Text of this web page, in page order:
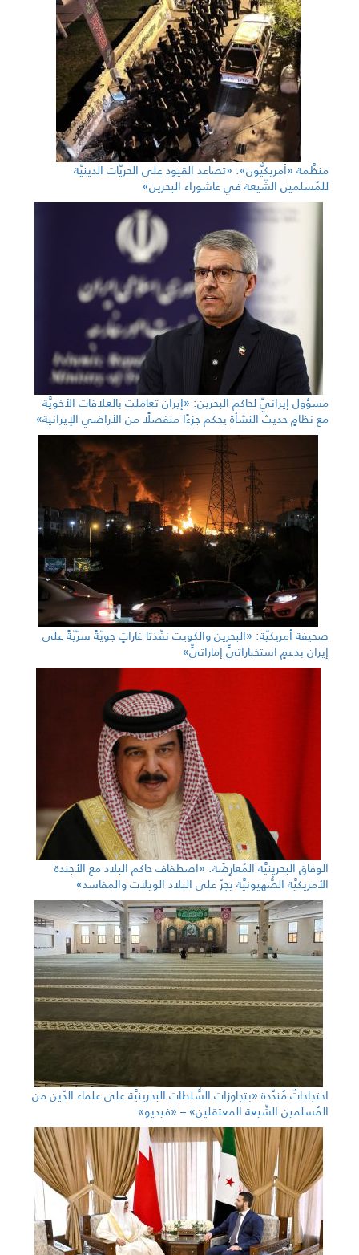
منظَّمة «أمريكيُّون»: «تصاعد القيود على الحريّات الدينيّة
للمُسلمين الشّيعة في عاشوراء البحرين»
مسؤول إيرانيّ لحاكم البحرين: «إيران تعاملت بالعلاقات الأخويَّة
مع نظامٍ حديث النشأة يحكم جزءًا منفصلًا من الأراضي الإيرانية»
صحيفة أمريكيّة: «البحرين والكويت نفّذتا غاراتٍ جويّةً سرّيّةً على
إيران بدعمٍ استخباراتيٍّ إماراتيٍّ»
الوفاق البحرينيَّة المُعارِضَة: «اصطفاف حاكم البلاد مع الأجندة
الأمريكيَّة الصُّهيونيَّة يجرّ على البلاد الويلات والمفاسد»
احتجاجاتٌ مُندِّدة «بتجاوزات السُّلطات البحرينيَّة على علماء الدّين من
المُسلمين الشّيعة المعتقلين» – «فيديو»